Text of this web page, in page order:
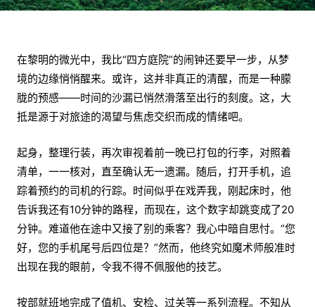
在黎明的微光中，我比“四方庭院”的闹钟还要早一步，从梦
境的边缘悄悄醒来。或许，这并非真正的清醒，而是一种朦
胧的预感——时间的沙漏已悄然滑落至出行的刻度。这，大
抵是源于对旅途的渴望与焦虑交织而成的情绪吧。
起身，整理行装，再次审视着前一晚已打包的行李，对照着
清单，一一核对，直至确认无一遗漏。随后，打开手机，追
踪着预约的司机的行踪。时间似乎在戏弄我，刚起床时，他
告诉我还有10分钟的路程，而现在，这个数字却跳变成了20
分钟。难道他在途中又接了别的乘客？我心中暗自思忖。“您
好，您的手机尾号后四位是？”然而，他终究如魔术师般准时
出现在我的眼前，令我不得不佩服他的技艺。
按部就班地完成了值机、安检、过关等一系列流程。不知从